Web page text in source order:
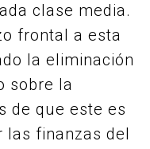
clase media.
frontal a esta
la eliminación
sobre la
de que este es
las finanzas del